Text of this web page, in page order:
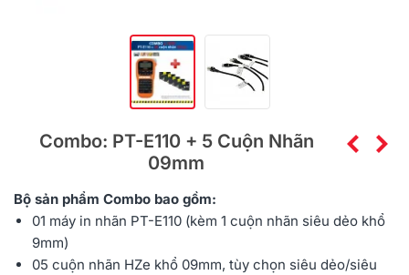
Combo: PT-E110 + 5 Cuộn Nhãn
09mm
Bộ sản phẩm Combo bao gồm:
01 máy in nhãn PT-E110 (kèm 1 cuộn nhãn siêu dẻo khổ
9mm)
05 cuộn nhãn HZe khổ 09mm, tùy chọn siêu dẻo/siêu